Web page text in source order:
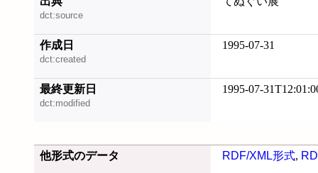
dct:source
作成日
dct:created
1995-07-31
最終更新日
dct:modified
1995-07-
他形式のデータ RDF/XML形式,